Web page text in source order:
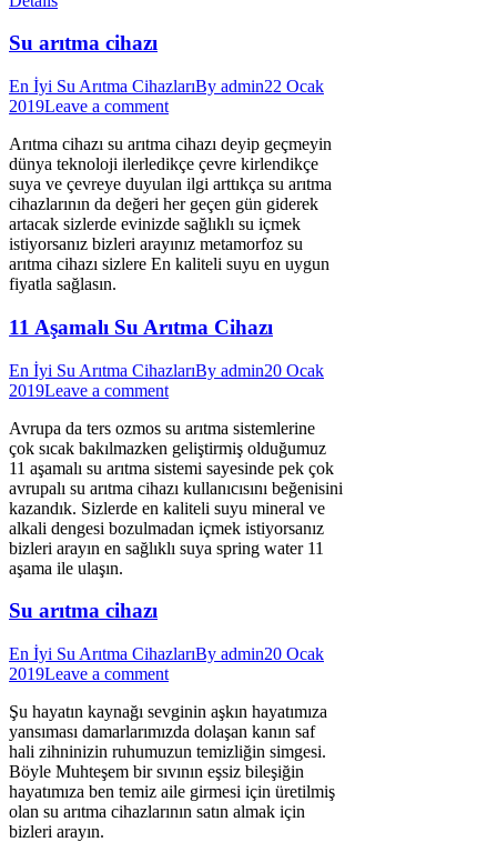
Su arıtma cihazı
En İyi Su Arıtma CihazlarıBy admin22 Ocak
2019Leave a comment
Arıtma cihazı su arıtma cihazı deyip geçmeyin
dünya teknoloji ilerledikçe çevre kirlendikçe
suya ve çevreye duyulan ilgi arttıkça su arıtma
cihazlarının da değeri her geçen gün giderek
artacak sizlerde evinizde sağlıklı su içmek
istiyorsanız bizleri arayınız metamorfoz su
arıtma cihazı sizlere En kaliteli suyu en uygun
fiyatla sağlasın.
11 Aşamalı Su Arıtma Cihazı
En İyi Su Arıtma CihazlarıBy admin20 Ocak
2019Leave a comment
Avrupa da ters ozmos su arıtma sistemlerine
çok sıcak bakılmazken geliştirmiş olduğumuz
11 aşamalı su arıtma sistemi sayesinde pek çok
avrupalı su arıtma cihazı kullanıcısını beğenisini
kazandık. Sizlerde en kaliteli suyu mineral ve
alkali dengesi bozulmadan içmek istiyorsanız
bizleri arayın en sağlıklı suya spring water 11
aşama ile ulaşın.
Su arıtma cihazı
En İyi Su Arıtma CihazlarıBy admin20 Ocak
2019Leave a comment
Şu hayatın kaynağı sevginin aşkın hayatımıza
yansıması damarlarımızda dolaşan kanın saf
hali zihninizin ruhumuzun temizliğin simgesi.
Böyle Muhteşem bir sıvının eşsiz bileşiğin
hayatımıza ben temiz aile girmesi için üretilmiş
olan su arıtma cihazlarının satın almak için
bizleri arayın.